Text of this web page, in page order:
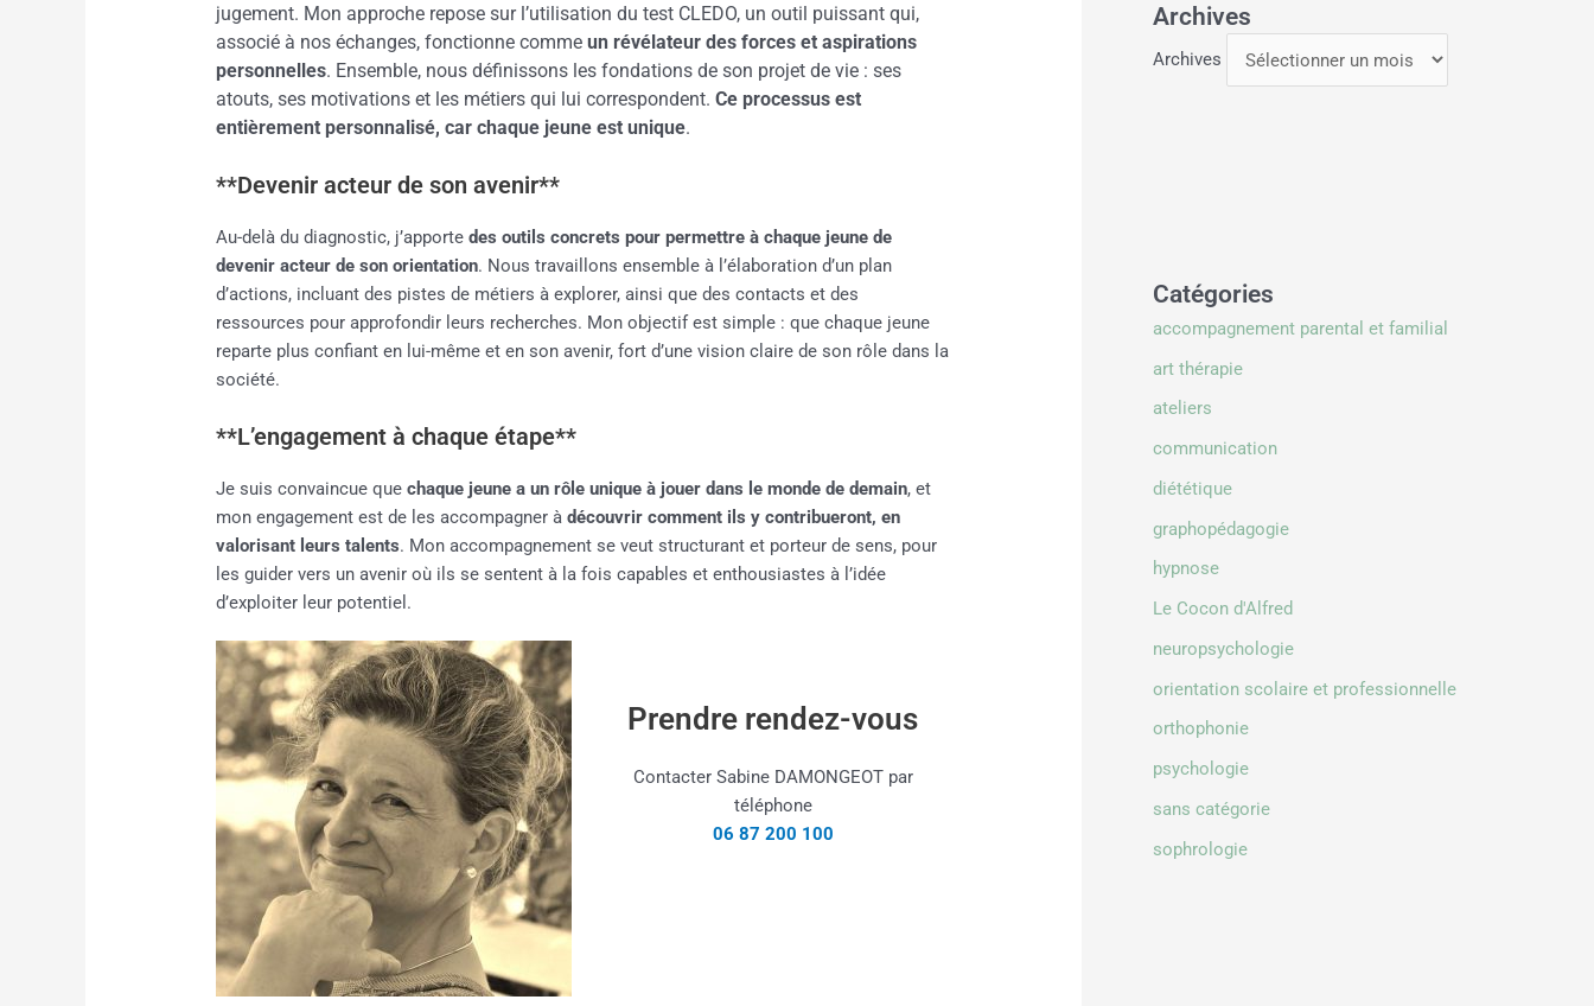
jugement. Mon approche repose sur l’utilisation du test CLEDO, un outil puissant qui,
associé à nos échanges, fonctionne commeun révélateur des forces et aspirations
personnelles. Ensemble, nous définissons les fondations de son projet de vie : ses
atouts, ses motivations et les métiers qui lui correspondent.Ce processus est
entièrement personnalisé, car chaque jeune est unique.
**Devenir acteur de son avenir**
Au-delà du diagnostic, j’apportedes outils concrets pour permettre à chaque jeune de
devenir acteur de son orientation. Nous travaillons ensemble à l’élaboration d’un plan
d’actions, incluant des pistes de métiers à explorer, ainsi que des contacts et des
ressources pour approfondir leurs recherches. Mon objectif est simple : que chaque jeune
reparte plus confiant en lui-même et en son avenir, fort d’une vision claire de son rôle dans la
société.
**L’engagement à chaque étape**
Je suis convaincue quechaque jeune a un rôle unique à jouer dans le monde de demain, et
mon engagement est de les accompagner àdécouvrir comment ils y contribueront, en
valorisant leurs talents. Mon accompagnement se veut structurant et porteur de sens, pour
les guider vers un avenir où ils se sentent à la fois capables et enthousiastes à l’idée
d’exploiter leur potentiel.
Prendre rendez-vous
Contacter Sabine DAMONGEOT par
téléphone
06 87 200 100
Archives
Archives
Catégories
accompagnement parental et familial
art thérapie
ateliers
communication
diététique
graphopédagogie
hypnose
Le Cocon d'Alfred
neuropsychologie
orientation scolaire et professionnelle
orthophonie
psychologie
sans catégorie
sophrologie